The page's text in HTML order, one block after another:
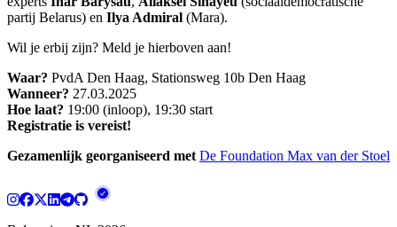
partij Belarus) en Ilya Admiral (Mara).
Wil je erbij zijn? Meld je hierboven aan!
Waar? PvdA Den Haag, Stationsweg 10b Den Haag
Wanneer? 27.03.2025
Hoe laat? 19:00 (inloop), 19:30 start
Registratie is vereist!
Gezamenlijk georganiseerd met De Foundation Max van der Stoel